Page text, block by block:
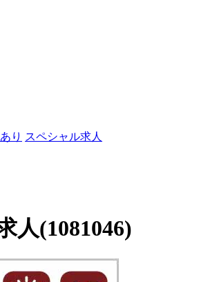
り スペシャル求人
人(1081046)